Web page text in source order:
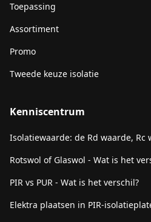
Toepassing
Assortiment
Promo
Tweede keuze isolatie
Kenniscentrum
Isolatiewaarde: de Rd waarde,
Rotswol of Glaswol - Wat is het
PIR vs PUR - Wat is het verschil?
Elektra plaatsen in PIR-